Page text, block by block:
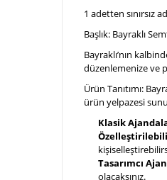
1 adetten sınırsız
Başlık: Bayraklı
Bayraklı’nın
düzenlemenize ve
Ürün Tanıtımı:
ürün yelpazesi
Klasik
Tasarımcı
olacaksınız.